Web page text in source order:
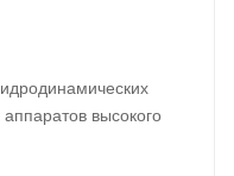
высокого